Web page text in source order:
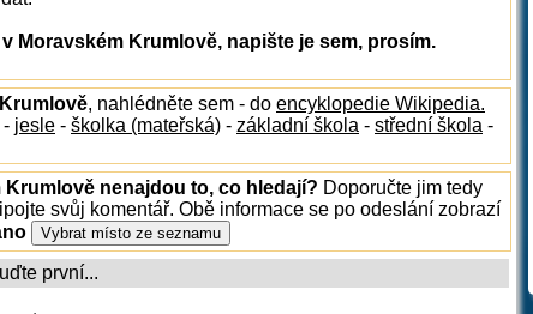
Moravském Krumlově, napište je sem, prosím.
, nahlédněte sem - do encyklopedie Wikipedia.
- jesle - školka (mateřská) - základní škola - střední škola -
nenajdou to, co hledají? Doporučte jim tedy
svůj komentář. Obě informace se po odeslání zobrazí
první...